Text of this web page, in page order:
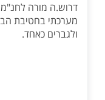
דרוש.ה מורה
מערכתי בחטיבת
ולגברים כאחד.